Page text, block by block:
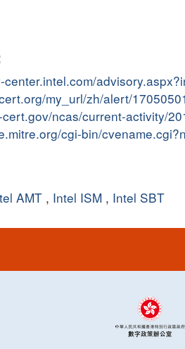
my_url/zh/alert/17050501
cert.gov/ncas/current-activity/
cgi-bin/
AMT , Intel ISM , Intel SBT